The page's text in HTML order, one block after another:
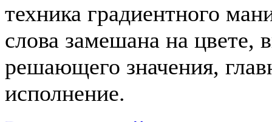
техника градиентного
слова замешана на цвете,
решающего значения,
исполнение.